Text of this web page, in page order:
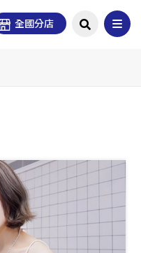
全國分店